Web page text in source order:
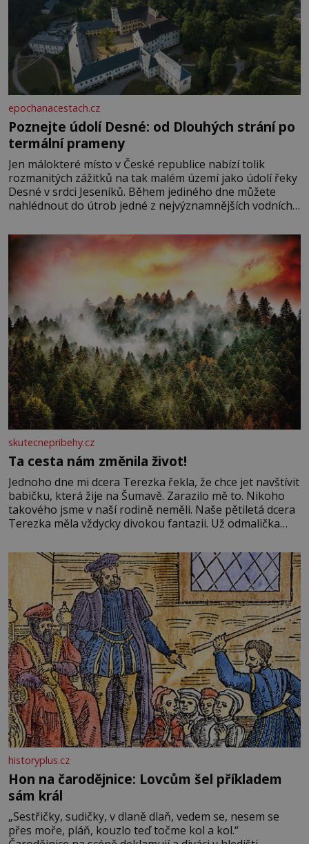
epochanacestach.cz
Poznejte údolí Desné: od Dlouhých strání po
termální prameny
Jen málokteré místo v České republice nabízí tolik
rozmanitých zážitků na tak malém území jako údolí řeky
Desné v srdci Jeseníků. Během jediného dne můžete
nahlédnout do útrob jedné z nejvýznamnějších vodních
se na koloběžce a den zakončit poznáváním památek ve
Velkých Losinách nebo v termálním
skutecnepribehy.cz
Ta cesta nám změnila život!
Jednoho dne mi dcera Terezka řekla, že chce jet navštívit
babičku, která žije na Šumavě. Zarazilo mě to. Nikoho
takového jsme v naší rodině neměli. Naše pětiletá dcera
Terezka měla vždycky divokou fantazii. Už odmalička
zdálo o jednorožcích, krásných princeznách, statečných
rytířích a létajících dracích.
historyplus.cz
Hon na čarodějnice: Lovcům šel příkladem
sám král
„Sestřičky, sudičky, v dlaně dlaň, vedem se, nesem se
přes moře, pláň, kouzlo teď točme kol a kol.“